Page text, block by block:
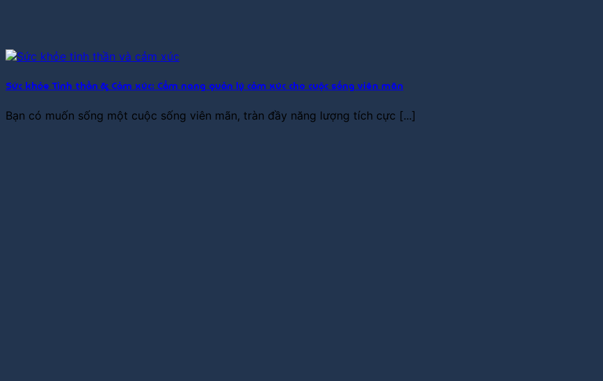
Sức khỏe Tinh thần & Cảm xúc: Cẩm nang quản lý cảm xúc cho cuộc sống viên mãn
Bạn có muốn sống một cuộc sống viên mãn, tràn đầy năng lượng tích cực [...]